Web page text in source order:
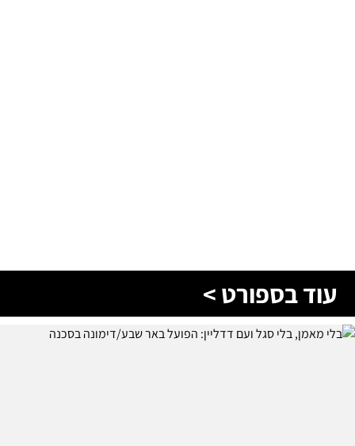
עוד בספורט >